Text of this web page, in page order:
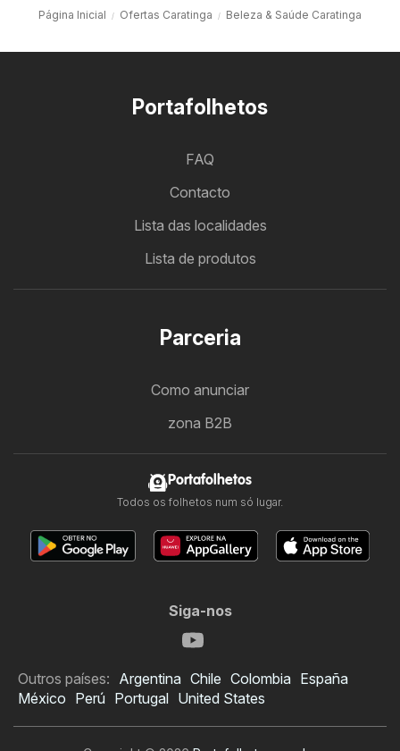
Página Inicial Ofertas Caratinga Beleza & Saúde Caratinga
Portafolhetos
FAQ
Contacto
Lista das localidades
Lista de produtos
Parceria
Como anunciar
zona B2B
Portafolhetos
Todos os folhetos num só lugar.
Siga-nos
Outros países: Argentina Chile Colombia España
México Perú Portugal United States